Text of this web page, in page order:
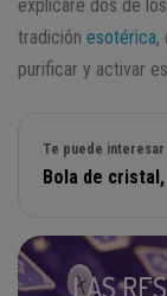
explicaré dos de
tradición esotérica,
purificar y activar
Te puede interesar
Bola de
LAS